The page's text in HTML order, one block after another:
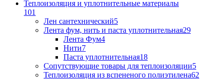
Теплоизоляция и уплотнительные материалы
101
Лен сантехнический5
Лента фум, нить и паста уплотнительная29
Лента Фум4
Нити7
Паста уплотнительная18
Сопутствующие товары для теплоизоляции5
Теплоизоляция из вспененого полиэтилена62